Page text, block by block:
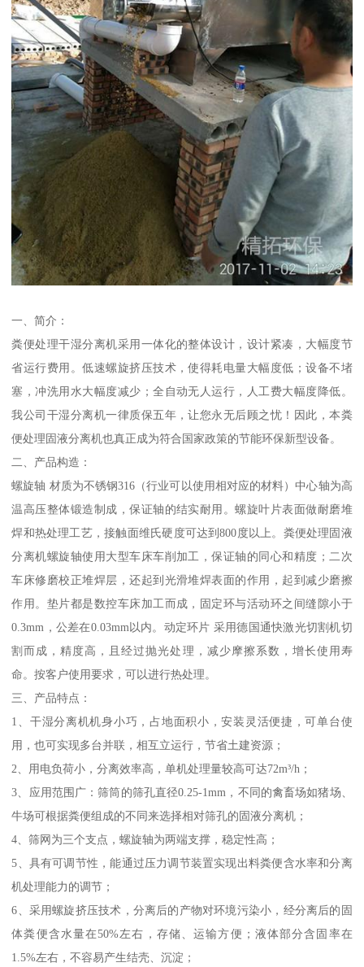
一、简介：
粪便处理干湿分离机采用一体化的整体设计，设计紧凑，大幅度节
省运行费用。低速螺旋挤压技术，使得耗电量大幅度低；设备不堵
塞，冲洗用水大幅度减少；全自动无人运行，人工费大幅度降低。
我公司干湿分离机一律质保五年，让您永无后顾之忧！因此，本粪
便处理固液分离机也真正成为符合国家政策的节能环保新型设备。
二、产品构造：
螺旋轴 材质为不锈钢316（行业可以使用相对应的材料）中心轴为高
温高压整体锻造制成，保证轴的结实耐用。螺旋叶片表面做耐磨堆
焊和热处理工艺，接触面维氏硬度可达到800度以上。粪便处理固液
分离机螺旋轴使用大型车床车削加工，保证轴的同心和精度；二次
车床修磨校正堆焊层，还起到光滑堆焊表面的作用，起到减少磨擦
作用。垫片都是数控车床加工而成，固定环与活动环之间缝隙小于
0.3mm，公差在0.03mm以内。动定环片 采用德国通快激光切割机切
割而成，精度高，且经过抛光处理，减少摩擦系数，增长使用寿
命。按客户使用要求，可以进行热处理。
三、产品特点：
1、干湿分离机机身小巧，占地面积小，安装灵活便捷，可单台使
用，也可实现多台并联，相互立运行，节省土建资源；
2、用电负荷小，分离效率高，单机处理量较高可达72m³/h；
3、应用范围广：筛筒的筛孔直径0.25-1mm，不同的禽畜场如猪场、
牛场可根据粪便组成的不同来选择相对筛孔的固液分离机；
4、筛网为三个支点，螺旋轴为两端支撑，稳定性高；
5、具有可调节性，能通过压力调节装置实现出料粪便含水率和分离
机处理能力的调节；
6、采用螺旋挤压技术，分离后的产物对环境污染小，经分离后的固
体粪便含水量在50%左右，存储、运输方便；液体部分含固率在
1.5%左右，不容易产生结壳、沉淀；